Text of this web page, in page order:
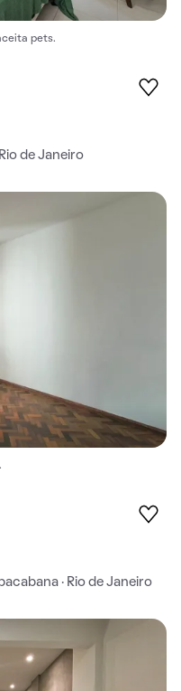
pets.
de Janeiro
· Rio de Janeiro